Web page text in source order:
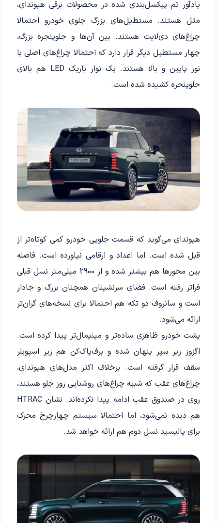
یادآور تم پیکسل‌بندی شده در محصولات برقی هیوندای،
مثل هستند. مستطیل‌های بزرگ جلوی خودرو احتمالا
چراغ‌های دی‌لایت هستند. بین آن‌ها و جلوپنجره بزرگ،
چهار مستطیل دیگر قرار دارد که احتمالا چراغ‌های اصلی با
نور پایین و بالا هستند. یک نوار باریک LED هم بالای
جلوپنجره کشیده شده است.
هیوندای می‌گوید که قسمت جلویی خودرو کمی کوتاه‌تر از
قبل شده است. اما اعداد و ارقامی نیاورده است. فاصله
بین محورها هم بیشتر شده و از 2900 میلی‌متر نسل قبلی
فراتر رفته است. فضای سرنشینان همچنان بزرگ و جادار
است و سانروف دو تکه هم احتمالا برای نسخه‌های گران‌تر
ارائه می‌شود.
پشت خودرو ظاهری ساده‌تر و مینیمال‌تر پیدا کرده است.
اگزوز زیر سپر پنهان شده و برف‌پاک‌کن هم زیر اسپویلر
سقف قرار گرفته است. برخلاف اکثر مدل‌های هیوندای،
چراغ‌های عقب که شبیه چراغ‌های روشنایی روز جلو هستند،
روی در صندوق عقب ادامه پیدا نکرده‌اند. نشان HTRAC
هم دیده نمی‌شود، اما احتمالا سیستم چهارچرخ محرک
برای پالیسید نسل دوم هم ارائه خواهد شد.